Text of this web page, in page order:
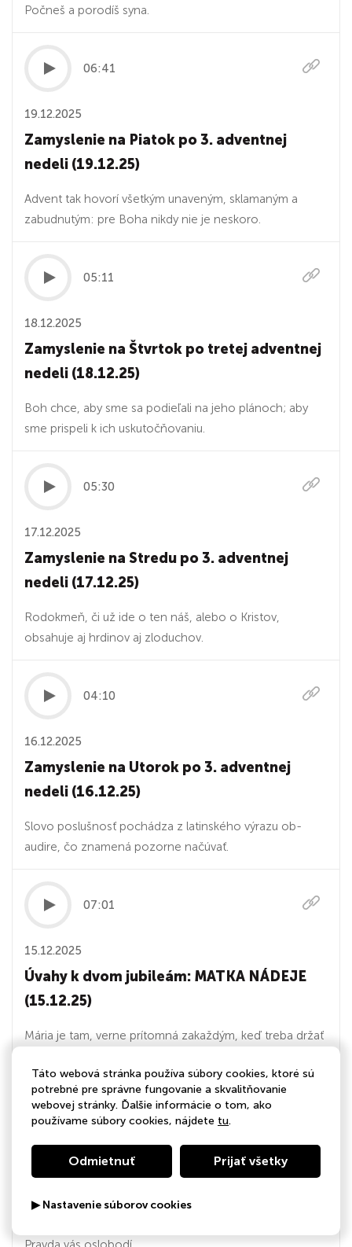
Počneš a porodíš syna.
06:41
19.12.2025
Zamyslenie na Piatok po 3. adventnej
nedeli (19.12.25)
Advent tak hovorí všetkým unaveným, sklamaným a
zabudnutým: pre Boha nikdy nie je neskoro.
05:11
18.12.2025
Zamyslenie na Štvrtok po tretej adventnej
nedeli (18.12.25)
Boh chce, aby sme sa podieľali na jeho plánoch; aby
sme prispeli k ich uskutočňovaniu.
05:30
17.12.2025
Zamyslenie na Stredu po 3. adventnej
nedeli (17.12.25)
Rodokmeň, či už ide o ten náš, alebo o Kristov,
obsahuje aj hrdinov aj zloduchov.
04:10
16.12.2025
Zamyslenie na Utorok po 3. adventnej
nedeli (16.12.25)
Slovo poslušnosť pochádza z latinského výrazu ob-
audire, čo znamená pozorne načúvať.
07:01
15.12.2025
Úvahy k dvom jubileám: MATKA NÁDEJE
(15.12.25)
Mária je tam, verne prítomná zakaždým, keď treba držať
04:12
15.12.2025
nedeli (15.12.25)
Táto webová stránka používa súbory cookies, ktoré sú
potrebné pre správne fungovanie a skvalitňovanie
webovej stránky. Ďalšie informácie o tom, ako
používame súbory cookies, nájdete tu.
Odmietnuť Prijať všetky
▶ Nastavenie súborov cookies